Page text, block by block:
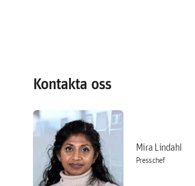
Kontakta oss
Mira Lindahl
Presschef